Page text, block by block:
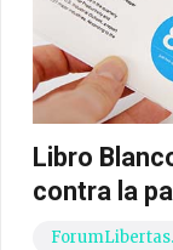
Libro
contra la